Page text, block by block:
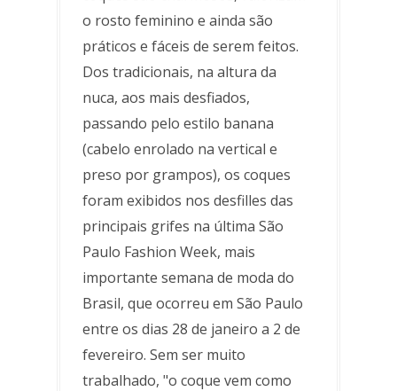
o rosto feminino e ainda são
práticos e fáceis de serem feitos.
Dos tradicionais, na altura da
nuca, aos mais desfiados,
passando pelo estilo banana
(cabelo enrolado na vertical e
preso por grampos), os coques
foram exibidos nos desfilles das
principais grifes na última São
Paulo Fashion Week, mais
importante semana de moda do
Brasil, que ocorreu em São Paulo
entre os dias 28 de janeiro a 2 de
fevereiro. Sem ser muito
trabalhado, "o coque vem como